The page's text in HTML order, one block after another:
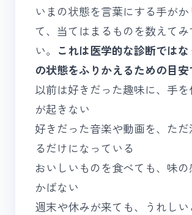
いまの状態を言葉にする手がか
て、当てはまるものを数えてみ
い。 これは医学的な診断では
の状態をふりかえるための目安
以前は好きだった趣味に、手
が起きない
好きだった音楽や動画を、ただ
るだけになっている
おいしいものを食べても、味
かばない
週末や休みが来ても、うれしい